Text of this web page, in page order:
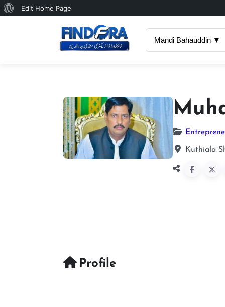
About
Edit Home Page
Mandi Bahauddin ▼
Kuthiala
Profile